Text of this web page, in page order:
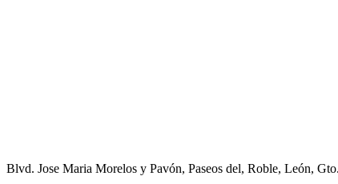
Blvd. Jose Maria Morelos y Pavón, Paseos del, Roble, León, Gto.